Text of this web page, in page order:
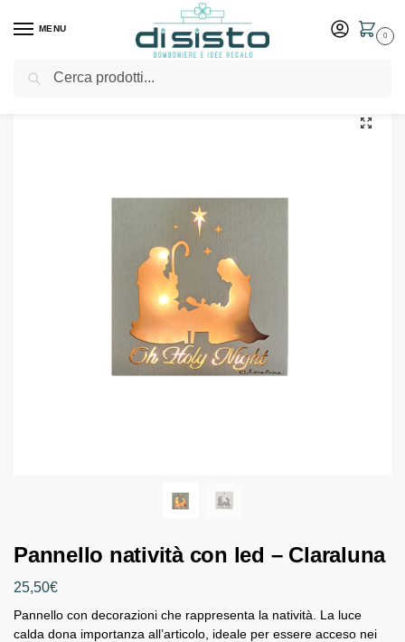
MENU
0
Home Shop Pannello natività con led – Claraluna
Pannello natività con led – Claraluna
25,50€
Pannello con decorazioni che rappresenta la natività. La luce
calda dona importanza all’articolo, ideale per essere acceso nei